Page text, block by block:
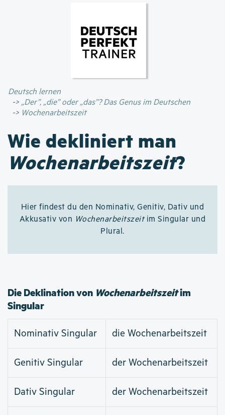
Inhalt
Deutsch lernen
„Der”, „die” oder „das”? Das Genus im Deutschen
Wochenarbeitszeit
Wie dekliniert man
Wochenarbeitszeit?
Hier findest du den Nominativ, Genitiv, Dativ und
Akkusativ von Wochenarbeitszeitim Singular und
Plural.
Die Deklination von Wochenarbeitszeitim
Singular
Nominativ Singular die Wochenarbeitszeit
Genitiv Singular der Wochenarbeitszeit
Dativ Singular der Wochenarbeitszeit